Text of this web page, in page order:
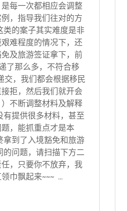
每一次都相应会调整
，指导我们往对的方
的案子其实难度是非
难程度的情况下，还
及旅游签证拿下，前
了那么多，不符合移
，我们都会根据移民
拒，然后我们就开会
不断调整材料及解释
提供很多材料，甚至
，能抓重点才是本
到了入境豁免和旅游
问题，请扫描下方二
，只要你不放弃，我
巾飘起来~~~ …